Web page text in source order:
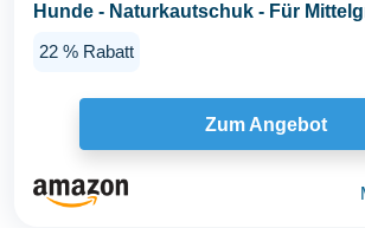
Hunde - Naturkautschuk - Für
22 % Rabatt
Zum Angebot